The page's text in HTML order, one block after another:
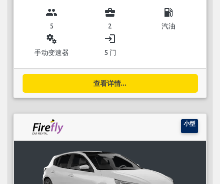
group
5
business_center
2
local_gas_station
汽油
miscellaneous_services
手动变速器
login
5 门
查看详情...
小型